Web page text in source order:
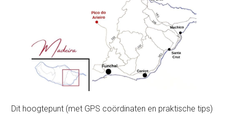
Dit hoogtepunt (met GPS coördinaten en praktische tips)